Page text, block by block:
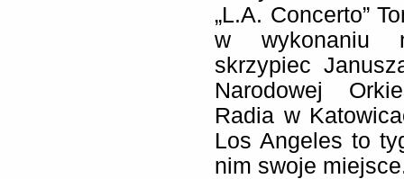
„L.A. Concerto”
w wykonaniu
skrzypiec
Narodowej
Radia w
Los Angeles to
nim swoje